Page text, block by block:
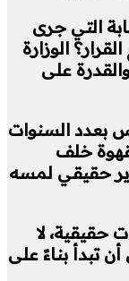
التي جرى
الوزارة
على
بعدد السنوات
خلف
حقيقي لمسه
حقيقية، لا
تبدأ بناءً على